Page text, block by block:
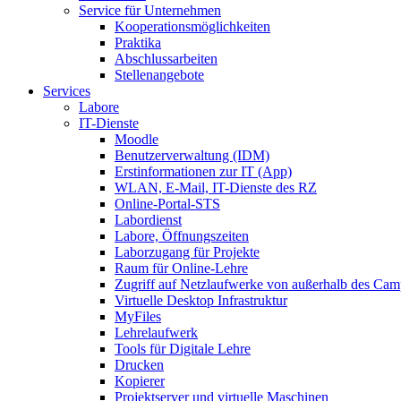
Service für Unternehmen
Kooperationsmöglichkeiten
Praktika
Abschlussarbeiten
Stellenangebote
Services
Labore
IT-Dienste
Moodle
Benutzerverwaltung (IDM)
Erstinformationen zur IT (App)
WLAN, E-Mail, IT-Dienste des RZ
Online-Portal-STS
Labordienst
Labore, Öffnungszeiten
Laborzugang für Projekte
Raum für Online-Lehre
Zugriff auf Netzlaufwerke von außerhalb des
Virtuelle Desktop Infrastruktur
MyFiles
Lehrelaufwerk
Tools für Digitale Lehre
Drucken
Kopierer
Projektserver und virtuelle Maschinen